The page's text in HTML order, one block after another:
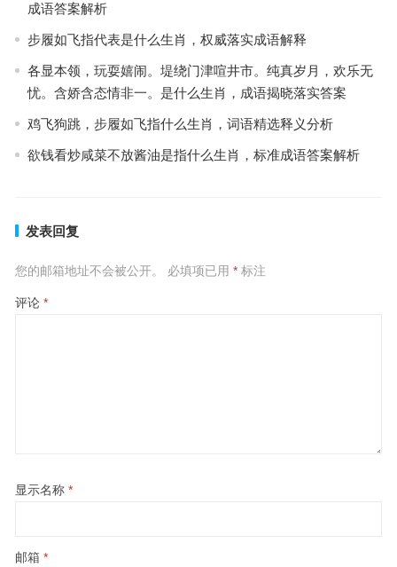
成语答案解析
步履如飞指代表是什么生肖，权威落实成语解释
各显本领，玩耍嬉闹。堤绕门津喧井市。纯真岁月，欢乐无
忧。含娇含态情非一。是什么生肖，成语揭晓落实答案
鸡飞狗跳，步履如飞指什么生肖，词语精选释义分析
欲钱看炒咸菜不放酱油是指什么生肖，标准成语答案解析
发表回复
您的邮箱地址不会被公开。 必填项已用 *标注
评论 *
显示名称 *
邮箱 *